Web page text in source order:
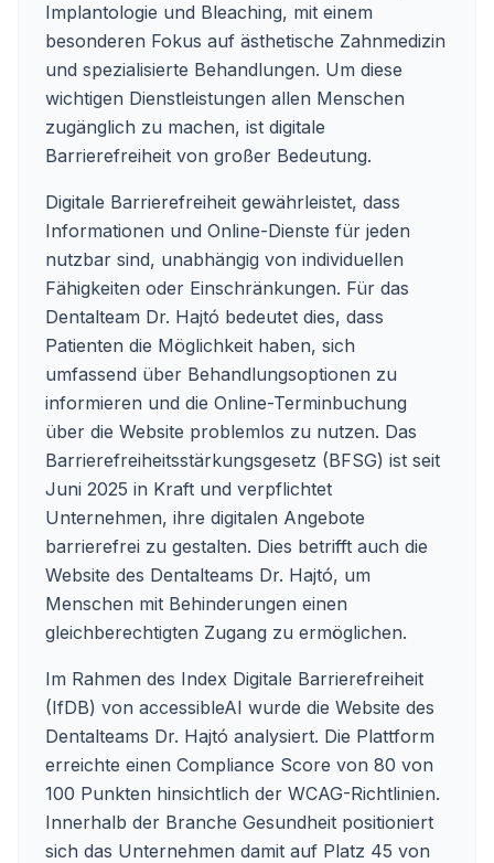
Implantologie und Bleaching, mit einem
besonderen Fokus auf ästhetische Zahnmedizin
und spezialisierte Behandlungen. Um diese
wichtigen Dienstleistungen allen Menschen
zugänglich zu machen, ist digitale
Barrierefreiheit von großer Bedeutung.
Digitale Barrierefreiheit gewährleistet, dass
Informationen und Online-Dienste für jeden
nutzbar sind, unabhängig von individuellen
Fähigkeiten oder Einschränkungen. Für das
Dentalteam Dr. Hajtó bedeutet dies, dass
Patienten die Möglichkeit haben, sich
umfassend über Behandlungsoptionen zu
informieren und die Online-Terminbuchung
über die Website problemlos zu nutzen. Das
Barrierefreiheitsstärkungsgesetz (BFSG) ist seit
Juni 2025 in Kraft und verpflichtet
Unternehmen, ihre digitalen Angebote
barrierefrei zu gestalten. Dies betrifft auch die
Website des Dentalteams Dr. Hajtó, um
Menschen mit Behinderungen einen
gleichberechtigten Zugang zu ermöglichen.
Im Rahmen des Index Digitale Barrierefreiheit
(IfDB) von accessibleAI wurde die Website des
Dentalteams Dr. Hajtó analysiert. Die Plattform
erreichte einen Compliance Score von 80 von
100 Punkten hinsichtlich der WCAG-Richtlinien.
Innerhalb der Branche Gesundheit positioniert
sich das Unternehmen damit auf Platz 45 von